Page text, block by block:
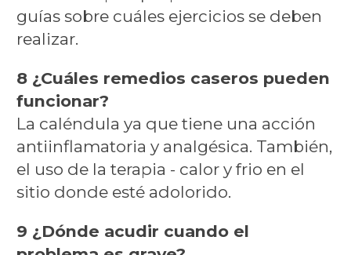
guías sobre cuáles ejercicios se deben
realizar.
8 ¿Cuáles remedios caseros pueden
funcionar?
La caléndula ya que tiene una acción
antiinflamatoria y analgésica. También,
el uso de la terapia - calor y frio en el
sitio donde esté adolorido.
9 ¿Dónde acudir cuando el